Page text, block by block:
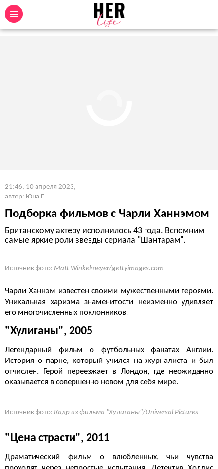
21:46, 10 апреля 2023,
автор: Юна Г.
Подборка фильмов с Чарли Ханнэмом
Британскому актеру исполнилось 43 года. Вспомним
самые яркие роли звезды сериала "Шантарам".
Источник фото: Matt Winkelmeyer/gettyimages.com
Чарли Ханнэм известен своими мужественными героями.
Уникальная харизма знаменитости неизменно удивляет
его многочисленных поклонников.
"Хулиганы", 2005
Легендарный фильм о футбольных фанатах Англии.
История о парне, который учился на журналиста и был
отчислен. Герой переезжает в Лондон, где неожиданно
оказывается в совершенно новом для себя мире.
Источник фото: Кадр из фильма "Хулиганы"/Universal Pictures
"Цена страсти", 2011
Драматический фильм о влюбленных, чьи чувства